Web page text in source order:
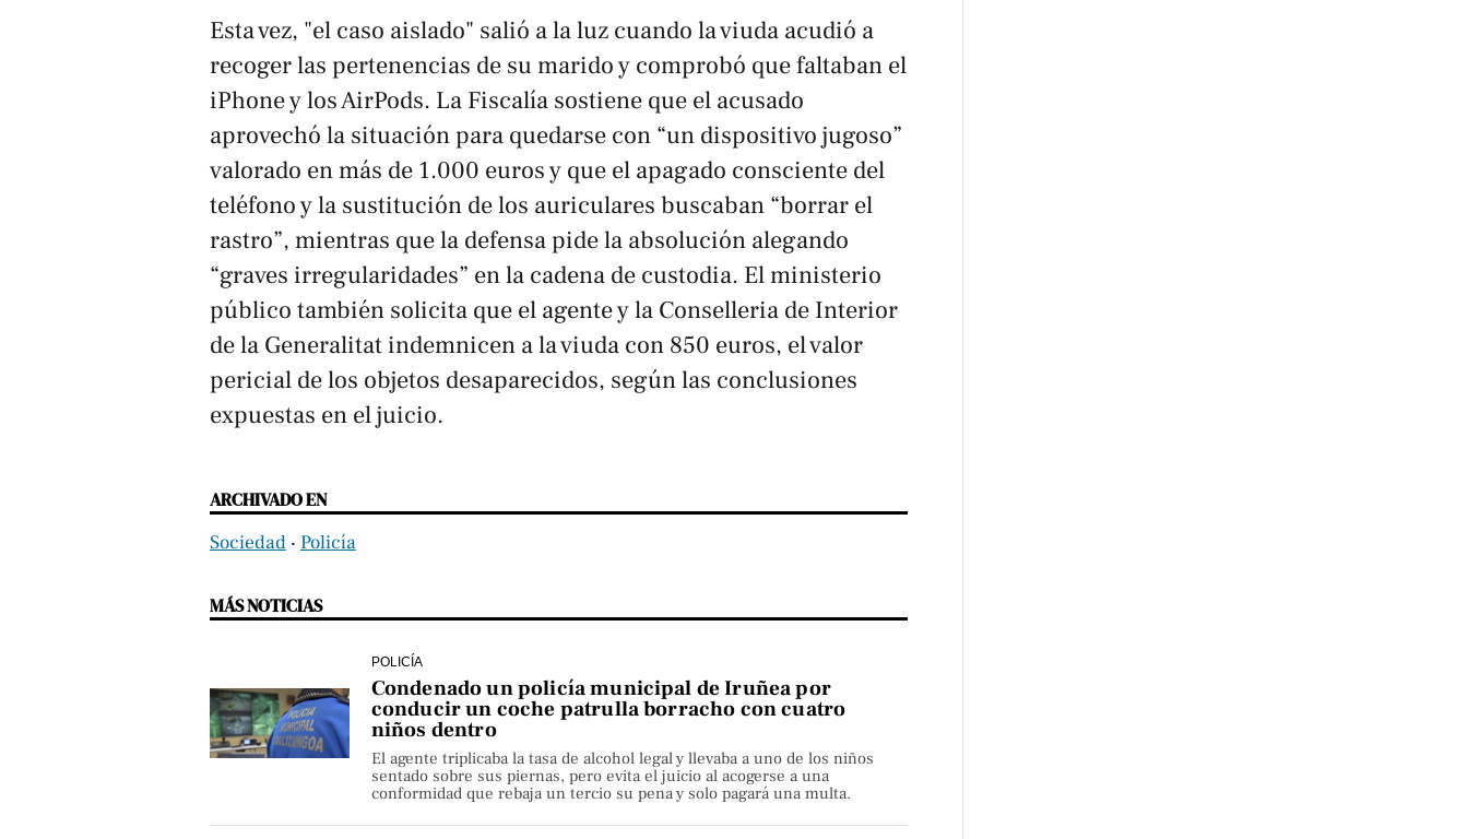
Esta vez, "el caso aislado" salió a la luz cuando la viuda acudió a
recoger las pertenencias de su marido y comprobó que faltaban el
iPhone y los AirPods. La Fiscalía sostiene que el acusado
aprovechó la situación para quedarse con “un dispositivo jugoso”
valorado en más de 1.000 euros y que el apagado consciente del
teléfono y la sustitución de los auriculares buscaban “borrar el
rastro”, mientras que la defensa pide la absolución alegando
“graves irregularidades” en la cadena de custodia. El ministerio
público también solicita que el agente y la Conselleria de Interior
de la Generalitat indemnicen a la viuda con 850 euros, el valor
pericial de los objetos desaparecidos, según las conclusiones
expuestas en el juicio.
ARCHIVADO EN
Sociedad ‧ Policía
MÁS NOTICIAS
POLICÍA
Condenado un policía municipal de Iruñea por
conducir un coche patrulla borracho con cuatro
niños dentro
El agente triplicaba la tasa de alcohol legal y llevaba a uno de los niños
sentado sobre sus piernas, pero evita el juicio al acogerse a una
conformidad que rebaja un tercio su pena y solo pagará una multa.